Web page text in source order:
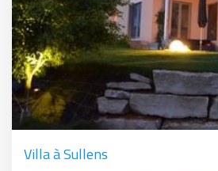
Villa à Sullens